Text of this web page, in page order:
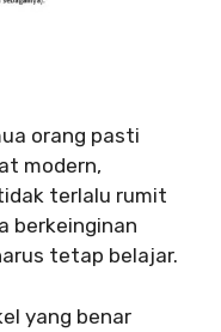
orang pasti
modern,
terlalu rumit
berkeinginan
tetap belajar.
yang benar